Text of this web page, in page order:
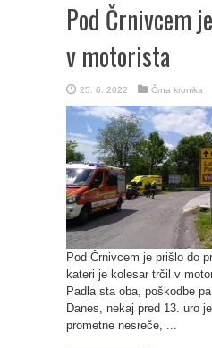
Pod Črnivcem
v motorista
25. 6. 2022 Črna kronika
Pod Črnivcem je prišlo do
kateri je kolesar trčil v
Padla sta oba, poškodbe
Danes, nekaj pred 13. uro
prometne nesreče, ...